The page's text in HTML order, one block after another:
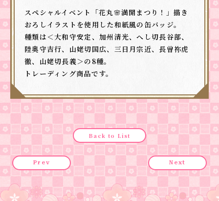
スペシャルイベント「花丸🌸満開まつり！」描き
おろしイラストを使用した和紙風の缶バッジ。
種類は＜大和守安定、加州清光、へし切長谷部、
陸奥守吉行、山姥切国広、三日月宗近、長曽祢虎
徹、山姥切長義＞の8種。
トレーディング商品です。
Prev
Back to List
Next